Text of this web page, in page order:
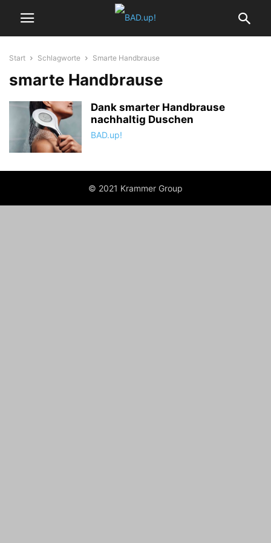
Start Schlagworte Smarte Handbrause
smarte Handbrause
Dank smarter Handbrause
nachhaltig Duschen
BAD.up!
© 2021 Krammer Group